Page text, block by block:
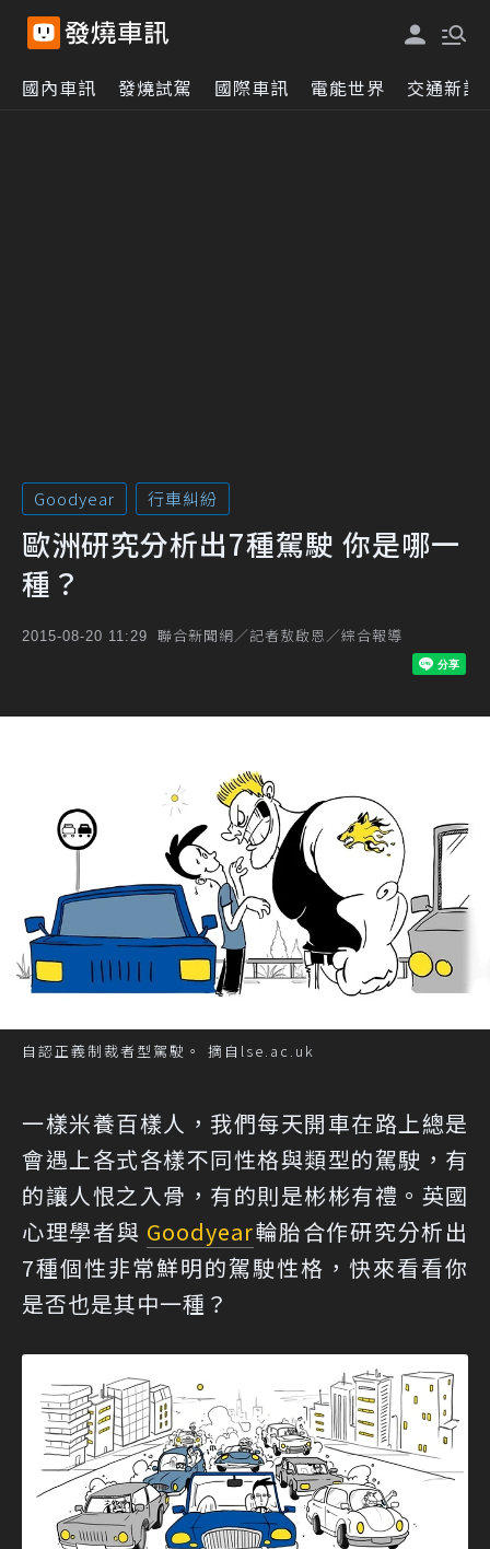
國內車訊 發燒試駕 國際車訊 電能世界 交通新訊
Goodyear 行車糾紛
歐洲研究分析出7種駕駛 你是哪一
種？
2015-08-20 11:29 聯合新聞網／記者敖啟恩／綜合報導
自認正義制裁者型駕駛。 摘自lse.ac.uk
一樣米養百樣人，我們每天開車在路上總是
會遇上各式各樣不同性格與類型的駕駛，有
的讓人恨之入骨，有的則是彬彬有禮。英國
心理學者與 Goodyear輪胎合作研究分析出
7種個性非常鮮明的駕駛性格，快來看看你
是否也是其中一種？